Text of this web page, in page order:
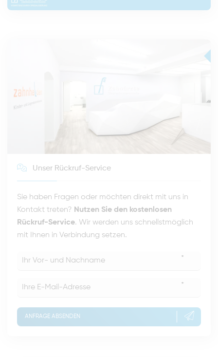
Unser Rückruf-Service
Sie haben Fragen oder möchten direkt mit uns in
Kontakt treten? Nutzen Sie den kostenlosen
Rückruf-Service. Wir werden uns schnellstmöglich
mit Ihnen in Verbindung setzen.
*
*
ANFRAGE ABSENDEN